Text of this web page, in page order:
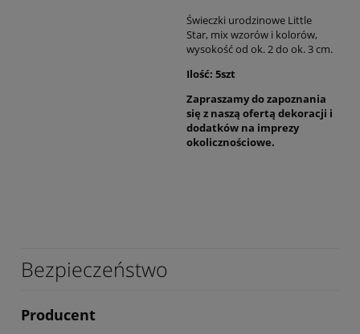
Świeczki urodzinowe Little
Star, mix wzorów i kolorów,
wysokość od ok. 2 do ok. 3 cm.
Ilość: 5szt
Zapraszamy do zapoznania
się z naszą ofertą dekoracji i
dodatków na imprezy
okolicznościowe.
Bezpieczeństwo
Producent